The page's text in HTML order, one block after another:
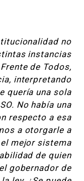
no
instancias
de Todos,
interpretando
quería una sola
No había una
respecto a esa
a otorgarle a
mejor sistema
de quien
gobernador de